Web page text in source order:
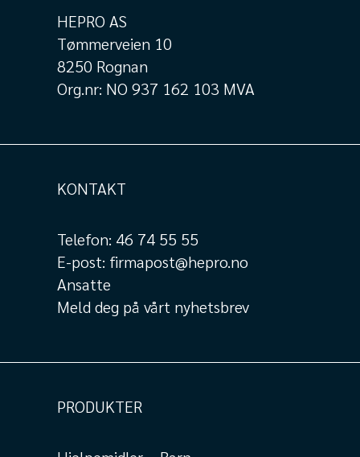
HEPRO AS
Tømmerveien 10
8250 Rognan
Org.nr: NO 937 162 103 MVA
KONTAKT
Telefon: 46 74 55 55
E-post: firmapost@hepro.no
Ansatte
Meld deg på vårt nyhetsbrev
PRODUKTER